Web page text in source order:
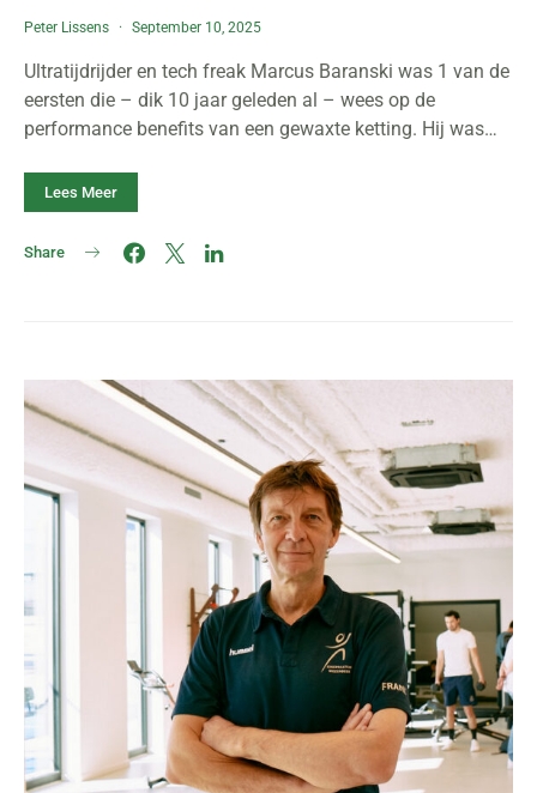
Peter Lissens September 10, 2025
Ultratijdrijder en tech freak Marcus Baranski was 1 van de
eersten die – dik 10 jaar geleden al – wees op de
performance benefits van een gewaxte ketting. Hij was…
Lees Meer
Share